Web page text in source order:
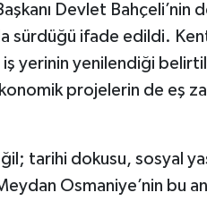
Devlet Bahçeli’nin
sürdüğü ifade edildi.
iş yerinin yenilendiği
projelerin de eş
tarihi dokusu, sosyal
Osmaniye’nin bu